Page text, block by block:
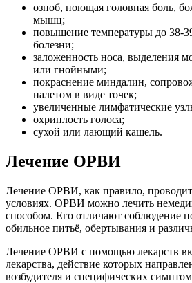
озноб, ноющая головная боль,
мышц;
повышение температуры до 38-
болезни;
заложенность носа, выделения
или гнойными;
покраснение миндалин,
налетом в виде точек;
увеличенные лимфатические
охриплость голоса;
сухой или лающий кашель.
Лечение ОРВИ
Лечение ОРВИ, как правило,
условиях. ОРВИ можно лечить
способом. Его отличают соблюдение
обильное питьё, обертывания и
Лечение ОРВИ с помощью лекарств
лекарства, действие которых
возбудителя и специфических